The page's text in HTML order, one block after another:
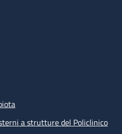
a strutture del Policlinico